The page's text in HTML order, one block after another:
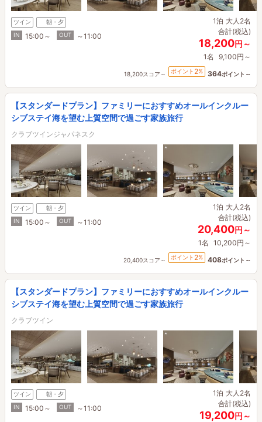
ツイン
朝・夕
IN
15:00～ OUT ～11:00
1泊 大人2名
合計(税込)
18,200円～
1名 9,100円～
18,200スコア～ ポイント 2% 364ポイント～
【スタンダードプラン】ファミリーにおすすめオールインクルー
シブステイ海を望む上質空間で過ごす家族旅行
クラブツインジャパネスク
ツイン
朝・夕
IN
15:00～ OUT ～11:00
1泊 大人2名
合計(税込)
20,400円～
1名 10,200円～
20,400スコア～ ポイント 2% 408ポイント～
【スタンダードプラン】ファミリーにおすすめオールインクルー
シブステイ海を望む上質空間で過ごす家族旅行
クラブツイン
ツイン
朝・夕
IN
15:00～ OUT ～11:00
1泊 大人2名
合計(税込)
19,200円～